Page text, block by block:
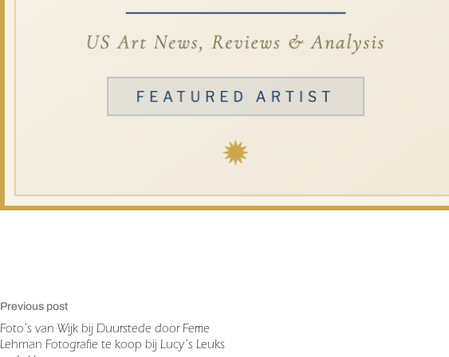
Previous post
Foto’s van Wijk bij Duurstede door Ferrie
Lehman Fotografie te koop bij Lucy’s Leuks